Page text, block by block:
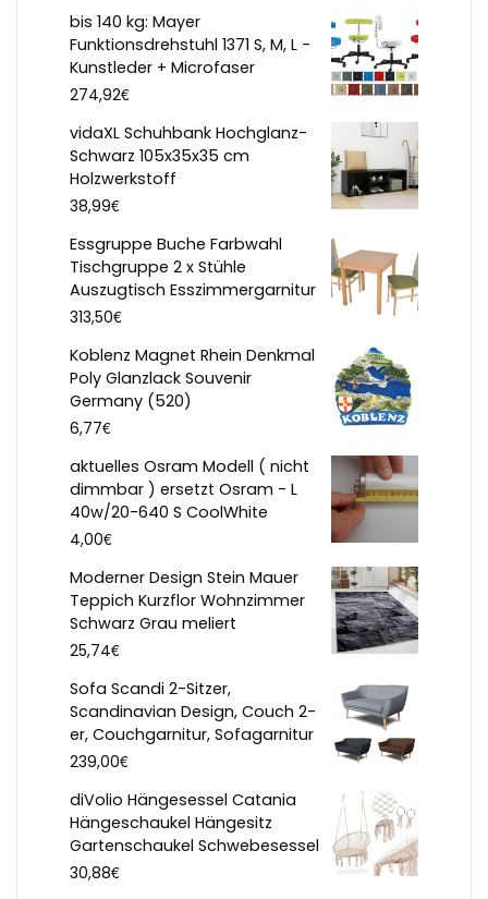
bis 140 kg: Mayer
Funktionsdrehstuhl 1371 S, M, L -
Kunstleder + Microfaser
274,92€
vidaXL Schuhbank Hochglanz-
Schwarz 105x35x35 cm
Holzwerkstoff
38,99€
Essgruppe Buche Farbwahl
Tischgruppe 2 x Stühle
Auszugtisch Esszimmergarnitur
313,50€
Koblenz Magnet Rhein Denkmal
Poly Glanzlack Souvenir
Germany (520)
6,77€
aktuelles Osram Modell ( nicht
dimmbar ) ersetzt Osram - L
40w/20-640 S CoolWhite
4,00€
Moderner Design Stein Mauer
Teppich Kurzflor Wohnzimmer
Schwarz Grau meliert
25,74€
Sofa Scandi 2-Sitzer,
Scandinavian Design, Couch 2-
er, Couchgarnitur, Sofagarnitur
239,00€
diVolio Hängesessel Catania
Hängeschaukel Hängesitz
Gartenschaukel Schwebesessel
30,88€